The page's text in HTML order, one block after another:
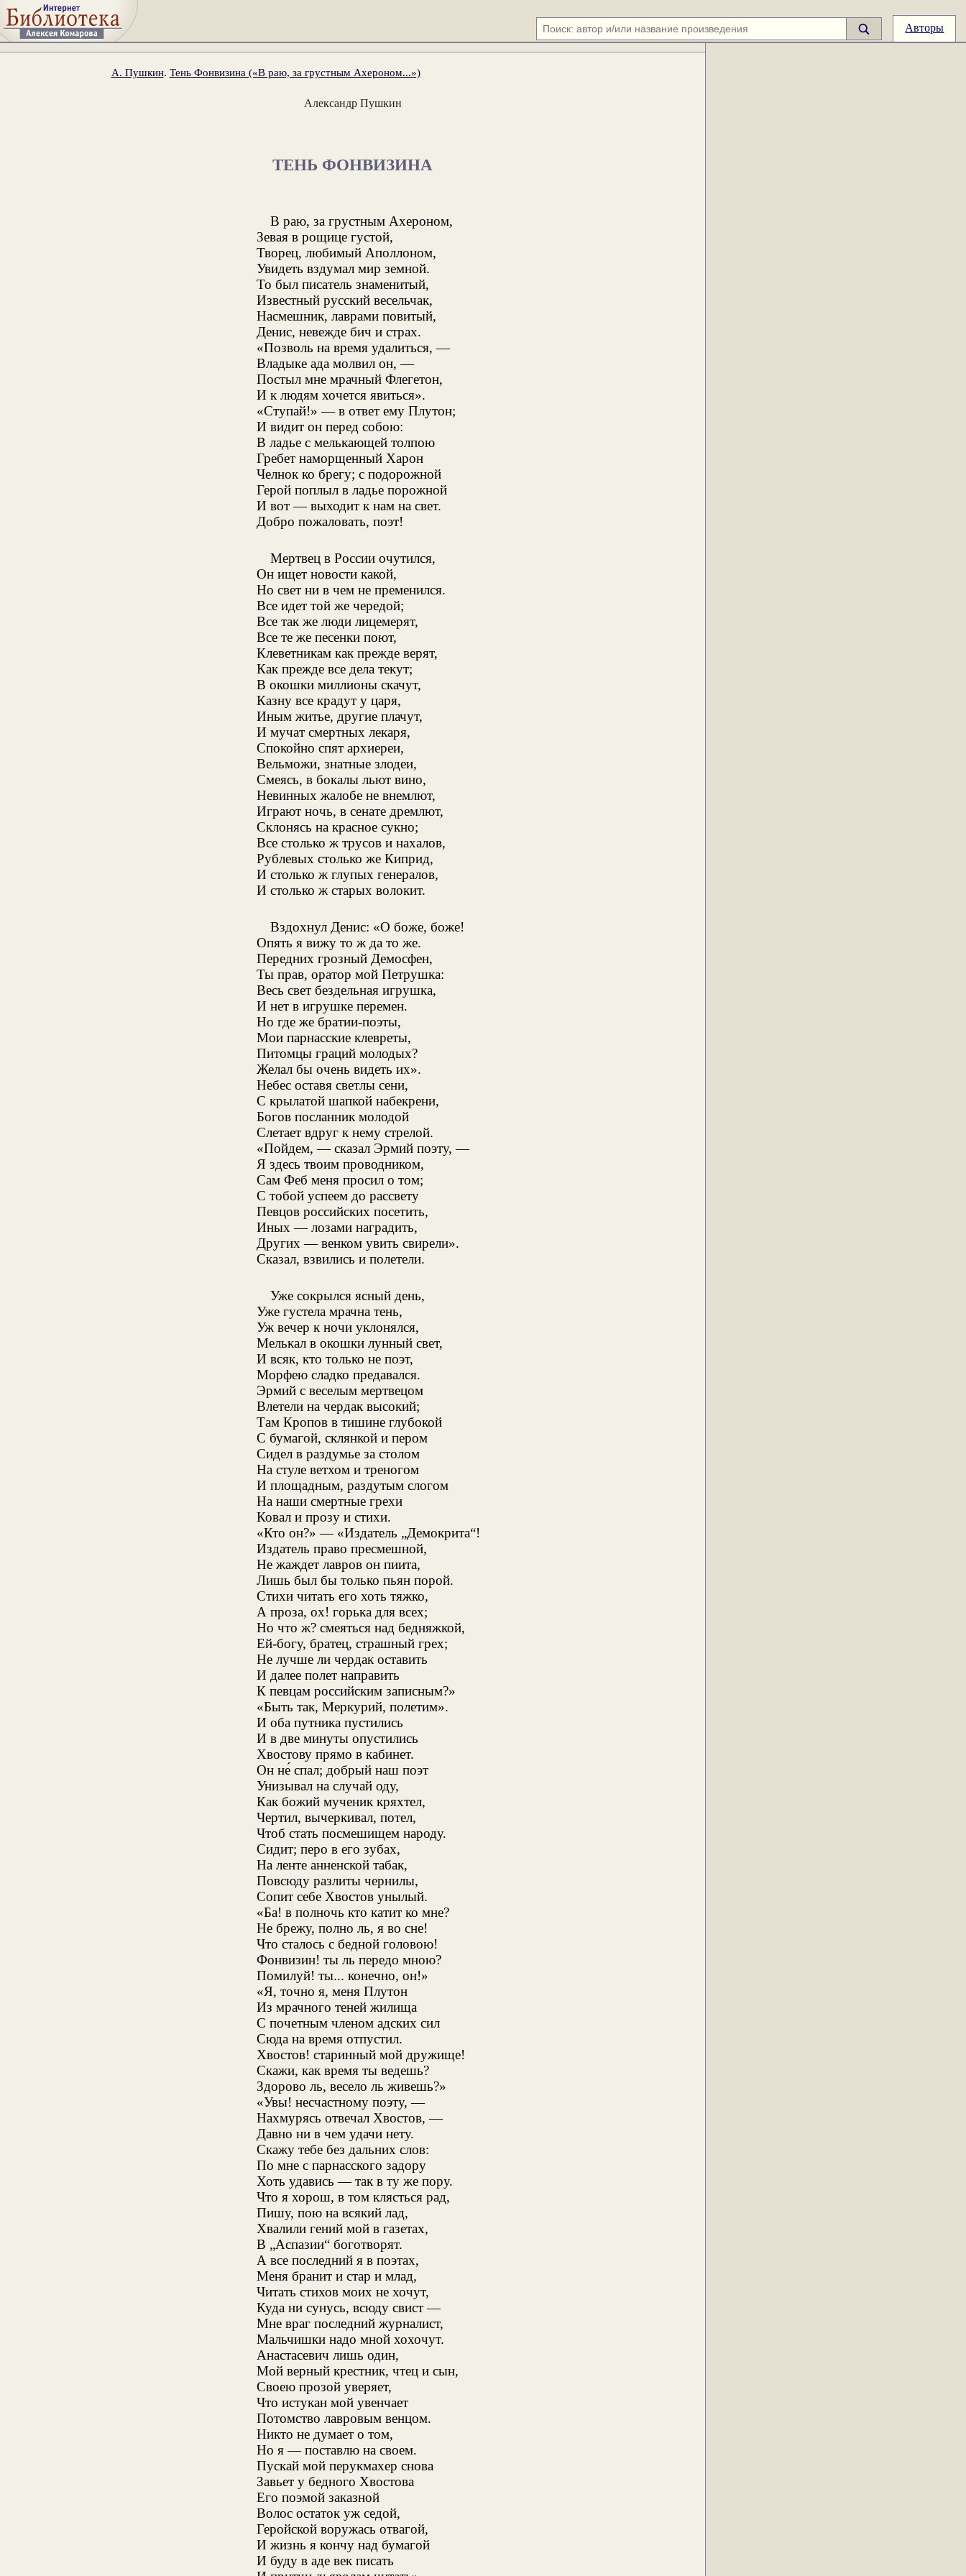
Авторы
А. Пушкин. Тень Фонвизина («В раю, за грустным Ахероном...»)
Александр Пушкин
ТЕНЬ ФОНВИЗИНА
В раю, за грустным Ахероном,
Зевая в рощице густой,
Творец, любимый Аполлоном,
Увидеть вздумал мир земной.
То был писатель знаменитый,
Известный русский весельчак,
Насмешник, лаврами повитый,
Денис, невежде бич и страх.
«Позволь на время удалиться, —
Владыке ада молвил он, —
Постыл мне мрачный Флегетон,
И к людям хочется явиться».
«Ступай!» — в ответ ему Плутон;
И видит он перед собою:
В ладье с мелькающей толпою
Гребет наморщенный Харон
Челнок ко брегу; с подорожной
Герой поплыл в ладье порожной
И вот — выходит к нам на свет.
Добро пожаловать, поэт!
Мертвец в России очутился,
Он ищет новости какой,
Но свет ни в чем не пременился.
Все идет той же чередой;
Все так же люди лицемерят,
Все те же песенки поют,
Клеветникам как прежде верят,
Как прежде все дела текут;
В окошки миллионы скачут,
Казну все крадут у царя,
Иным житье, другие плачут,
И мучат смертных лекаря,
Спокойно спят архиереи,
Вельможи, знатные злодеи,
Смеясь, в бокалы льют вино,
Невинных жалобе не внемлют,
Играют ночь, в сенате дремлют,
Склонясь на красное сукно;
Все столько ж трусов и нахалов,
Рублевых столько же Киприд,
И столько ж глупых генералов,
И столько ж старых волокит.
Вздохнул Денис: «О боже, боже!
Опять я вижу то ж да то же.
Передних грозный Демосфен,
Ты прав, оратор мой Петрушка:
Весь свет бездельная игрушка,
И нет в игрушке перемен.
Но где же братии-поэты,
Мои парнасские клевреты,
Питомцы граций молодых?
Желал бы очень видеть их».
Небес оставя светлы сени,
С крылатой шапкой набекрени,
Богов посланник молодой
Слетает вдруг к нему стрелой.
«Пойдем, — сказал Эрмий поэту, —
Я здесь твоим проводником,
Сам Феб меня просил о том;
С тобой успеем до рассвету
Певцов российских посетить,
Иных — лозами наградить,
Других — венком увить свирели».
Сказал, взвились и полетели.
Уже сокрылся ясный день,
Уже густела мрачна тень,
Уж вечер к ночи уклонялся,
Мелькал в окошки лунный свет,
И всяк, кто только не поэт,
Морфею сладко предавался.
Эрмий с веселым мертвецом
Влетели на чердак высокий;
Там Кропов в тишине глубокой
С бумагой, склянкой и пером
Сидел в раздумье за столом
На стуле ветхом и треногом
И площадным, раздутым слогом
На наши смертные грехи
Ковал и прозу и стихи.
«Кто он?» — «Издатель „Демокрита“!
Издатель право пресмешной,
Не жаждет лавров он пиита,
Лишь был бы только пьян порой.
Стихи читать его хоть тяжко,
А проза, ох! горька для всех;
Но что ж? смеяться над бедняжкой,
Ей-богу, братец, страшный грех;
Не лучше ли чердак оставить
И далее полет направить
К певцам российским записным?»
«Быть так, Меркурий, полетим».
И оба путника пустились
И в две минуты опустились
Хвостову прямо в кабинет.
Он не́ спал; добрый наш поэт
Унизывал на случай оду,
Как божий мученик кряхтел,
Чертил, вычеркивал, потел,
Чтоб стать посмешищем народу.
Сидит; перо в его зубах,
На ленте анненской табак,
Повсюду разлиты чернилы,
Сопит себе Хвостов унылый.
«Ба! в полночь кто катит ко мне?
Не брежу, полно ль, я во сне!
Что сталось с бедной головою!
Фонвизин! ты ль передо мною?
Помилуй! ты... конечно, он!»
«Я, точно я, меня Плутон
Из мрачного теней жилища
С почетным членом адских сил
Сюда на время отпустил.
Хвостов! старинный мой дружище!
Скажи, как время ты ведешь?
Здорово ль, весело ль живешь?»
«Увы! несчастному поэту, —
Нахмурясь отвечал Хвостов, —
Давно ни в чем удачи нету.
Скажу тебе без дальних слов:
По мне с парнасского задору
Хоть удавись — так в ту же пору.
Что я хорош, в том клясться рад,
Пишу, пою на всякий лад,
Хвалили гений мой в газетах,
В „Аспазии“ боготворят.
А все последний я в поэтах,
Меня бранит и стар и млад,
Читать стихов моих не хочут,
Куда ни сунусь, всюду свист —
Мне враг последний журналист,
Мальчишки надо мной хохочут.
Анастасевич лишь один,
Мой верный крестник, чтец и сын,
Своею прозой уверяет,
Что истукан мой увенчает
Потомство лавровым венцом.
Никто не думает о том,
Но я — поставлю на своем.
Пускай мой перукмахер снова
Завьет у бедного Хвостова
Его поэмой заказной
Волос остаток уж седой,
Геройской воружась отвагой,
И жизнь я кончу над бумагой
И буду в аде век писать